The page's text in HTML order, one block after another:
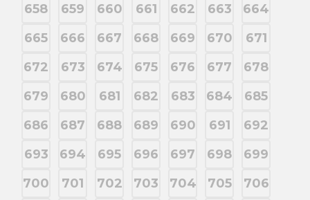
658 659 660 661 662 663
664
665
666 667 668 669 670
671
672
673 674 675 676 677
678
679
680 681 682 683 684
685
686
687 688 689 690 691
692
693
694 695 696 697 698
699
700
701 702 703 704 705
706